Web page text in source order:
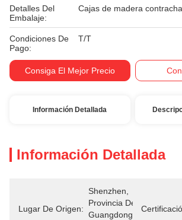
Detalles Del
Embalaje:
Cajas de madera
Condiciones De
Pago:
T/T
Consiga El Mejor Precio
Información Detallada
Información Detallada
Lugar De Origen:
Shenzhen,
Provincia De
Guangdong,